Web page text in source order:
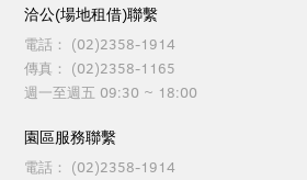
洽公(場地租借)聯繫
電話：
(02)2358-1914
傳真：
(02)2358-1165
週一至週五 09:30 ~ 18:00
園區服務聯繫
電話： (02)2358-1914